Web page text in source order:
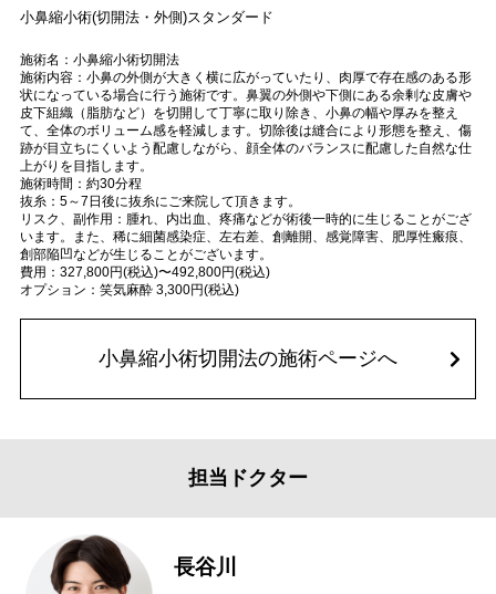
小鼻縮小術(切開法・外側)スタンダード
施術名：小鼻縮小術切開法
施術内容：小鼻の外側が大きく横に広がっていたり、肉厚で存在感のある形
状になっている場合に行う施術です。鼻翼の外側や下側にある余剰な皮膚や
皮下組織（脂肪など）を切開して丁寧に取り除き、小鼻の幅や厚みを整え
て、全体のボリューム感を軽減します。切除後は縫合により形態を整え、傷
跡が目立ちにくいよう配慮しながら、顔全体のバランスに配慮した自然な仕
上がりを目指します。
施術時間：約30分程
抜糸：5～7日後に抜糸にご来院して頂きます。
リスク、副作用：腫れ、内出血、疼痛などが術後一時的に生じることがござ
います。また、稀に細菌感染症、左右差、創離開、感覚障害、肥厚性瘢痕、
創部陥凹などが生じることがございます。
費用：327,800円(税込)〜492,800円(税込)
オプション：笑気麻酔 3,300円(税込)
小鼻縮小術切開法の施術ページへ
担当ドクター
長谷川